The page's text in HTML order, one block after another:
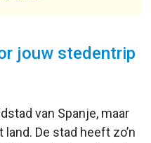
jouw stedentrip
van Spanje, maar
De stad heeft zo’n